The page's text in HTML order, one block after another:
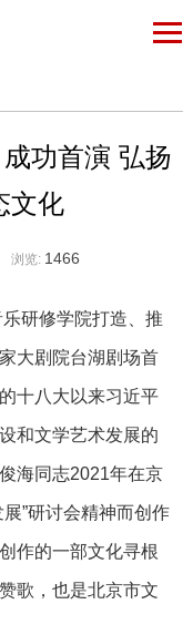
功首演 弘扬
文化
浏览: 1466
研修学院打造、推
大剧院台湖剧场首
十八大以来习近平
和文学艺术发展的
海同志2021年在京
”研讨会精神而创作
作的一部文化寻根
歌，也是北京市文